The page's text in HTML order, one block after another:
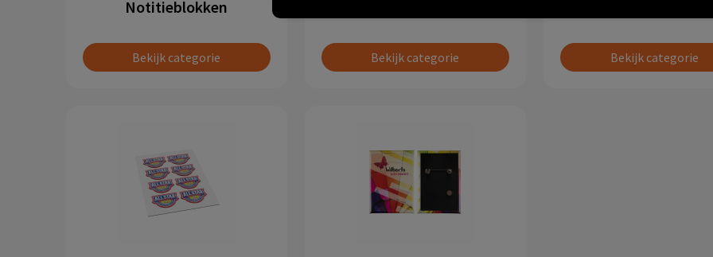
Notitieblokken
Bekijk categorie Bekijk categorie Bekijk categorie